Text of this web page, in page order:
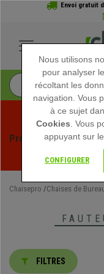
Envoi gratuit
Profitez des soldes
exclusives
Chaisepro Chaises de
FILTRES
Nous utilisons
pour analyser
récoltant les
navigation. Vous
à ce sujet
Cookies . Vous
appuyant sur
CONFIGURER